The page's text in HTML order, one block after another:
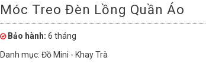
Móc Treo Đèn Lồng Quần Áo
Bảo hành: 6 tháng
Danh mục: Đồ Mini - Khay Trà